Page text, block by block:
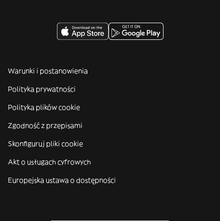
Warunki i postanowienia
Polityka prywatności
Polityka plików cookie
Zgodność z przepisami
Skonfiguruj pliki cookie
Akt o usługach cyfrowych
Europejska ustawa o dostępności